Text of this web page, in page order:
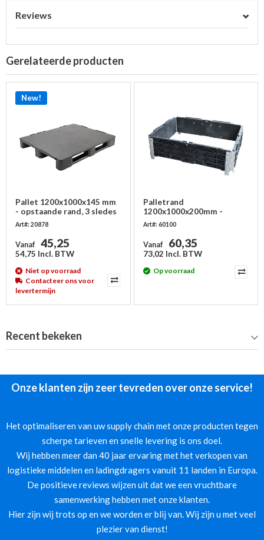
Reviews
Gerelateerde producten
New!
Pallet 1200x1000x145 mm
- opstaande rand, 3 sledes
met metalen buizen
Art#: 20878
Vanaf 45,25
54,75 Incl. BTW
Niet op voorraad
Contacteer ons voor
levertermijn
Palletrand
1200x1000x200mm -
kunststof - 4 scharnieren
Art#: 60100
Vanaf 60,35
73,02 Incl. BTW
Op voorraad
Recent bekeken
Onze klanten zijn zeer tevreden over onze service!
Het optimaliseren van uw supply chain met onze producten tegen
scherpe tarieven en snelle levering is ons doel.
Wij hebben meer dan 40 jaar ervaring met het verkopen van
logistieke middelen en ladingdragers vanuit 11 landen in Europa.
De positieve reviews wijzen uit dat we een vruchtbare
samenwerking hebben met onze klanten.
Hier zijn wij trots op en we worden er blij van. Wij zijn u met veel
plezier van dienst!